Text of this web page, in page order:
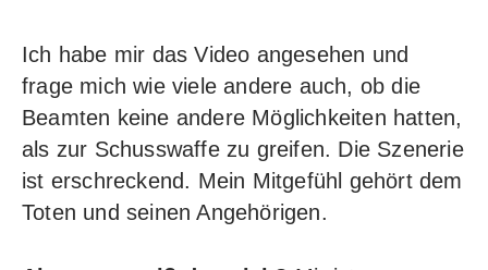
Ich habe mir das Video angesehen und
frage mich wie viele andere auch, ob die
Beamten keine andere Möglichkeiten hatten,
als zur Schusswaffe zu greifen. Die Szenerie
ist erschreckend. Mein Mitgefühl gehört dem
Toten und seinen Angehörigen.